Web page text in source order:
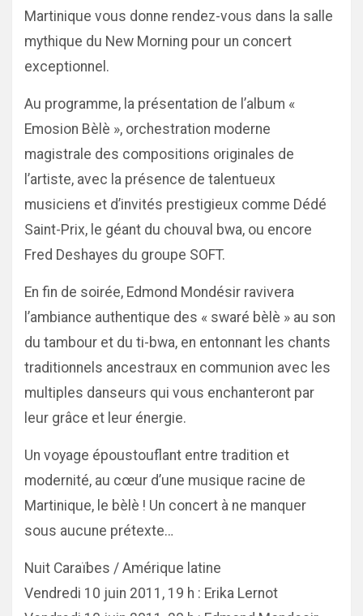
Martinique vous donne rendez-vous dans la salle
mythique du New Morning pour un concert
exceptionnel.
Au programme, la présentation de l’album «
Emosion Bèlè », orchestration moderne
magistrale des compositions originales de
l’artiste, avec la présence de talentueux
musiciens et d’invités prestigieux comme Dédé
Saint-Prix, le géant du chouval bwa, ou encore
Fred Deshayes du groupe SOFT.
En fin de soirée, Edmond Mondésir ravivera
l’ambiance authentique des « swaré bèlè » au son
du tambour et du ti-bwa, en entonnant les chants
traditionnels ancestraux en communion avec les
multiples danseurs qui vous enchanteront par
leur grâce et leur énergie.
Un voyage époustouflant entre tradition et
modernité, au cœur d’une musique racine de
Martinique, le bèlè ! Un concert à ne manquer
sous aucune prétexte…
Nuit Caraïbes / Amérique latine
Vendredi 10 juin 2011, 19 h : Erika Lernot